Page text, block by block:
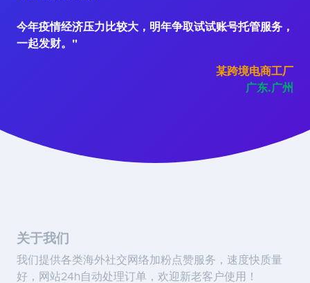
今年疫情经济压力比较大，明年争取试试账号托管服务，
一起发财。"
某跨境电商工厂
广东.广州
关于我们
我们提供各类海外社交网络加粉点赞服务，速度快质量
好，网站24h自动处理订单，欢迎新老客户使用！